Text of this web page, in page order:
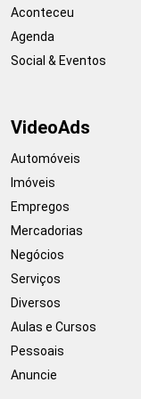
Aconteceu
Agenda
Social & Eventos
VideoAds
Automóveis
Imóveis
Empregos
Mercadorias
Negócios
Serviços
Diversos
Aulas e Cursos
Pessoais
Anuncie